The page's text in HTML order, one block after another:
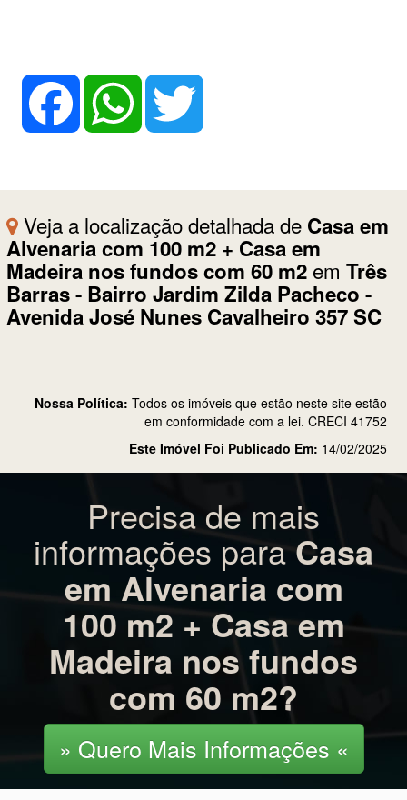
Facebook WhatsApp
Veja a localização detalhada de Casa em
Alvenaria com 100 m2 + Casa em
Madeira nos fundos com 60 m2em Três
Barras - Bairro Jardim Zilda Pacheco -
Avenida José Nunes Cavalheiro 357 SC
Nossa Política: Todos os imóveis que estão neste site estão
em conformidade com a lei. CRECI 41752
Este Imóvel Foi Publicado Em: 14/02/2025
Precisa de mais
informações para Casa
em Alvenaria com
100 m2 + Casa em
Madeira nos fundos
com 60 m2?
» Quero Mais Informações «